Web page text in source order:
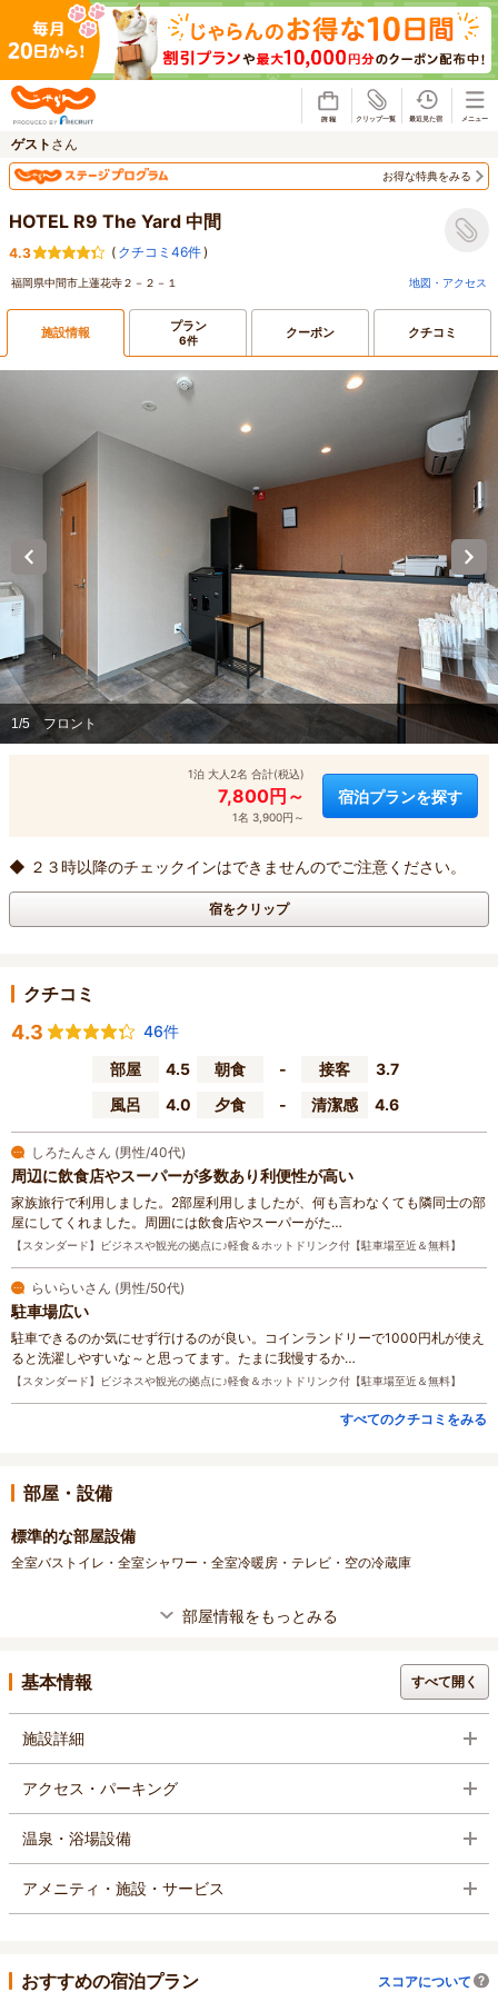
ゲスト さん
お得な特典をみる
HOTEL R9 The Yard 中間
4.3 ( クチコミ46件)
福岡県中間市上蓮花寺２－２－１ 地図・アクセス
施設情報 プラン
6件 クーポン クチコミ
1/5 フロント
1泊 大人2名 合計(税込)
7,800円～
1名 3,900円～
宿泊プランを探す
◆ ２３時以降のチェックインはできませんのでご注意ください。
宿をクリップ
クチコミ
4.3
46件
部屋
4.5 朝食 - 接客
3.7
風呂
4.0 夕食 - 清潔感 4.6
しろたんさん (男性/40代)
周辺に飲食店やスーパーが多数あり利便性が高い
家族旅行で利用しました。2部屋利用しましたが、何も言わなくても隣同士の部
屋にしてくれました。周囲には飲食店やスーパーがた…
【スタンダード】ビジネスや観光の拠点に♪軽食＆ホットドリンク付【駐車場至近＆無料】
らいらいさん (男性/50代)
駐車場広い
駐車できるのか気にせず行けるのが良い。コインランドリーで1000円札が使え
ると洗濯しやすいな～と思ってます。たまに我慢するか…
【スタンダード】ビジネスや観光の拠点に♪軽食＆ホットドリンク付【駐車場至近＆無料】
すべてのクチコミをみる
部屋・設備
標準的な部屋設備
全室バストイレ・全室シャワー・全室冷暖房・テレビ・空の冷蔵庫
部屋情報をもっとみる
基本情報 すべて開く
施設詳細
アクセス・パーキング
温泉・浴場設備
アメニティ・施設・サービス
おすすめの宿泊プラン スコアについて